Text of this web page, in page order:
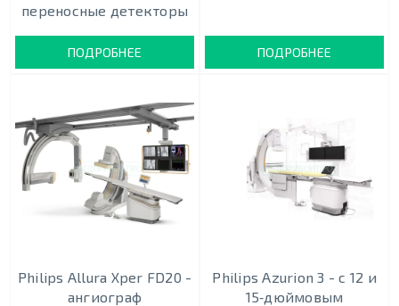
переносные детекторы
ПОДРОБНЕЕ ПОДРОБНЕЕ
Philips Allura Xper FD20 -
ангиограф
Philips Azurion 3 - c 12 и
15‑дюймовым